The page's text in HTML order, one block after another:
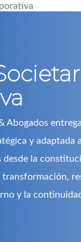
Abogados
y adaptada
desde la
y la